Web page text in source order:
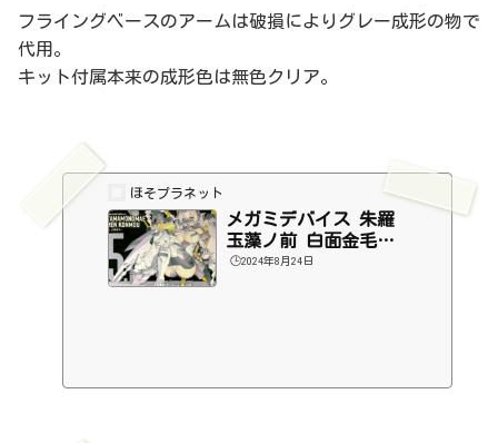
フライングベースのアームは破損によりグレー成形の物で
代用。
キット付属本来の成形色は無色クリア。
ほそプラネット
メガミデバイス 朱羅
玉藻ノ前 白面金毛
（１）
🕒️2024年8月24日